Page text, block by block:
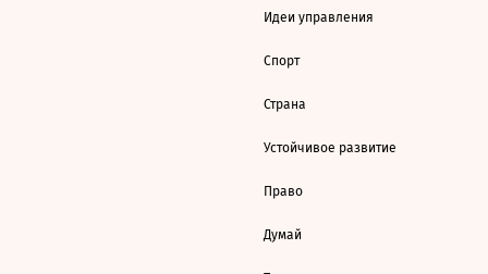
Идеи управления
Спорт
Страна
Устойчивое развитие
Право
Думай